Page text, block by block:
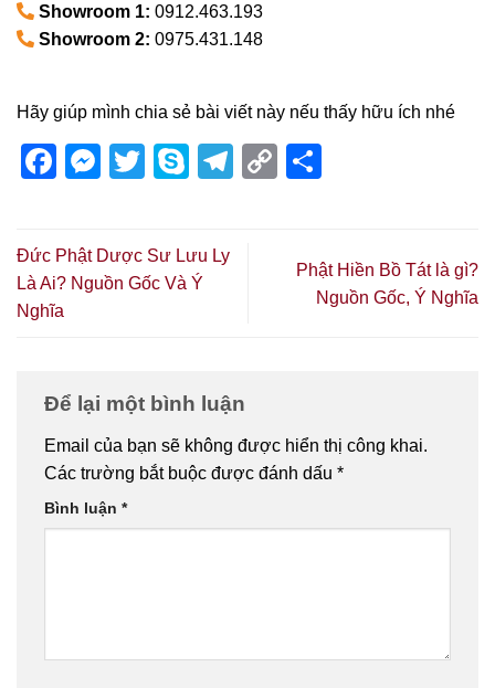
Showroom 1: 0912.463.193
Showroom 2: 0975.431.148
Hãy giúp mình chia sẻ bài viết này nếu thấy hữu ích nhé
Facebook
Messenger
Twitter
SkypeTelegram
Copy
Đức Phật Dược Sư Lưu Ly
Là Ai? Nguồn Gốc Và Ý
Nghĩa
Phật Hiền Bồ Tát là gì?
Nguồn Gốc, Ý Nghĩa
Để lại một bình luận
Email của bạn sẽ không được hiển thị công khai.
Các trường bắt buộc được đánh dấu *
Bình luận *